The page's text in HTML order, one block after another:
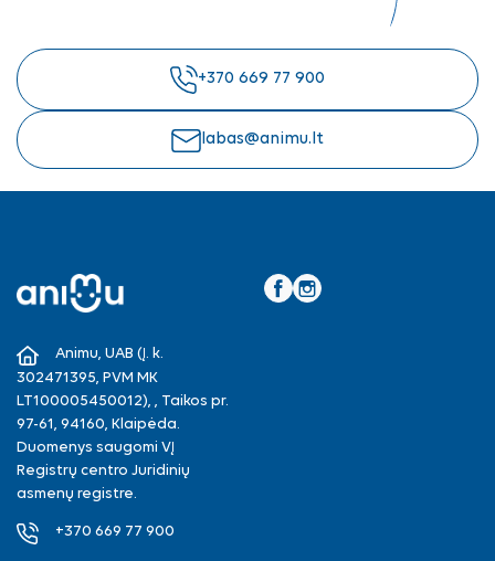
+370 669 77 900
labas@animu.lt
Animu, UAB (Į. k.
302471395, PVM MK
LT100005450012), , Taikos pr.
97-61, 94160, Klaipėda.
Duomenys saugomi VĮ
Registrų centro Juridinių
asmenų registre.
+370 669 77 900